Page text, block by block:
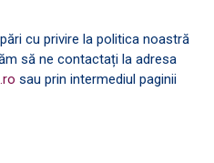
cu privire la politica noastră
să ne contactați la adresa
sau prin intermediul paginii